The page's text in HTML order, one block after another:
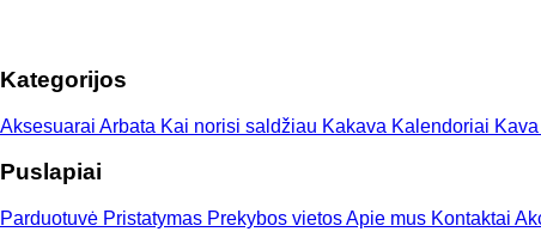
Kategorijos
Aksesuarai Arbata Kai norisi saldžiau Kakava Kalendoriai Kava
Puslapiai
Parduotuvė Pristatymas Prekybos vietosApie mus Kontaktai